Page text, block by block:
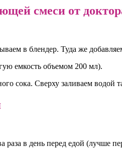
смеси от
в блендер. Туда же
емкость объемом 200 мл).
сока. Сверху заливаем водой
раза в день перед едой (лучше